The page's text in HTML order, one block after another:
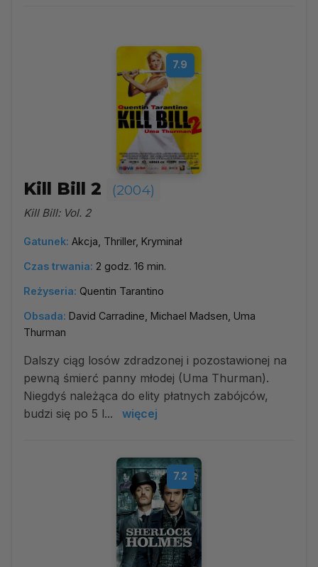
7.9
Kill Bill 2 (2004)
Kill Bill: Vol. 2
Gatunek: Akcja, Thriller, Kryminał
Czas trwania: 2 godz. 16 min.
Reżyseria: Quentin Tarantino
Obsada: David Carradine, Michael Madsen, Uma
Thurman
Dalszy ciąg losów zdradzonej i pozostawionej na
pewną śmierć panny młodej (Uma Thurman).
Niegdyś należąca do elity płatnych zabójców,
budzi się po 5 l...
więcej
7.2